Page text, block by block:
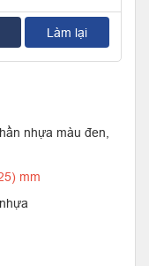
Làm lại
nhựa màu đen,
mm